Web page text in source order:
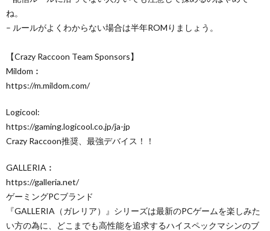
ね。
– ルールがよくわからない場合は半年ROMりましょう。
【Crazy Raccoon Team Sponsors】
Mildom︰
https://m.mildom.com/
Logicool:
https://gaming.logicool.co.jp/ja-jp
Crazy Raccoon推奨、最強デバイス！！
GALLERIA︰
https://galleria.net/
ゲーミングPCブランド
『GALLERIA（ガレリア）』シリーズは最新のPCゲームを楽しみた
い方の為に、どこまでも高性能を追求するハイスペックマシンのブ